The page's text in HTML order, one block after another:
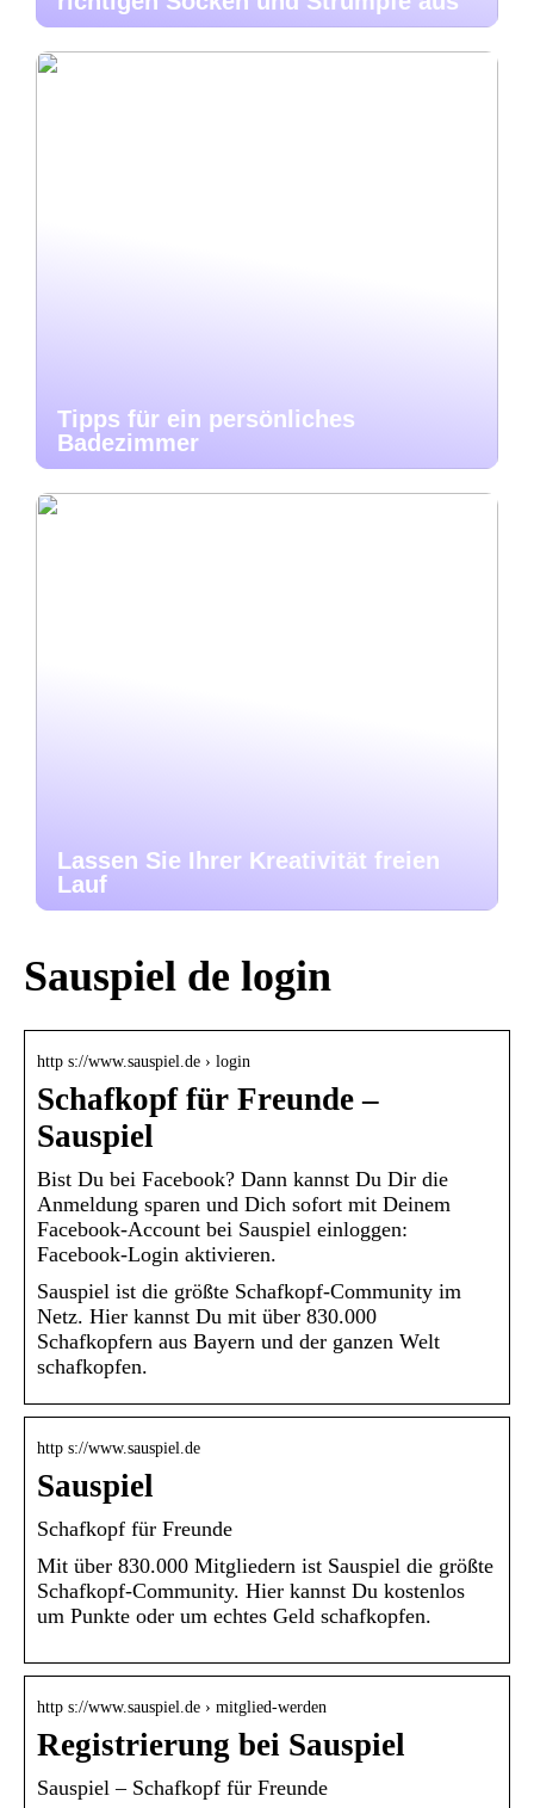
Tipps für ein persönliches
Badezimmer
Lassen Sie Ihrer Kreativität freien
Lauf
Sauspiel de login
http s://www.sauspiel.de › login
Schafkopf für Freunde –
Sauspiel
Bist Du bei Facebook? Dann kannst Du Dir die
Anmeldung sparen und Dich sofort mit Deinem
Facebook-Account bei Sauspiel einloggen:
Facebook-Login aktivieren.
Sauspiel ist die größte Schafkopf-Community im
Netz. Hier kannst Du mit über 830.000
Schafkopfern aus Bayern und der ganzen Welt
schafkopfen.
http s://www.sauspiel.de
Sauspiel
Schafkopf für Freunde
Mit über 830.000 Mitgliedern ist Sauspiel die größte
Schafkopf-Community. Hier kannst Du kostenlos
um Punkte oder um echtes Geld schafkopfen.
http s://www.sauspiel.de › mitglied-werden
Registrierung bei Sauspiel
Sauspiel – Schafkopf für Freunde